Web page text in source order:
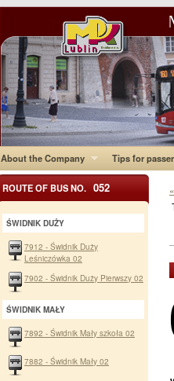
About the Company Tips for
ROUTE OF BUS NO. 052
ŚWIDNIK DUŻY
7912 - Świdnik Duży
Leśniczówka 02
7902 - Świdnik Duży Pierwszy 02
ŚWIDNIK MAŁY
7892 - Świdnik Mały szkoła 02
7882 - Świdnik Mały 02